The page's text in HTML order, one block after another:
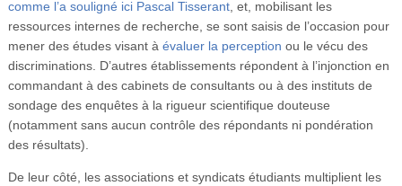
comme l’a souligné ici Pascal Tisserant, et, mobilisant les
ressources internes de recherche, se sont saisis de l’occasion pour
mener des études visant à évaluer la perception ou le vécu des
discriminations. D’autres établissements répondent à l’injonction en
commandant à des cabinets de consultants ou à des instituts de
sondage des enquêtes à la rigueur scientifique douteuse
(notamment sans aucun contrôle des répondants ni pondération
des résultats).
De leur côté, les associations et syndicats étudiants multiplient les